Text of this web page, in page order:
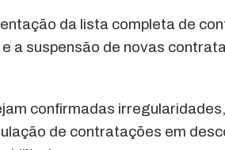
da lista completa de
a suspensão de novas
confirmadas
de contratações em